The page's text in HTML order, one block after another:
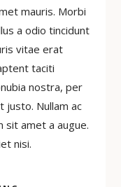
mauris. Morbi
a odio tincidunt
vitae erat
taciti
nostra, per
justo. Nullam ac
sit amet a augue.
nisi.